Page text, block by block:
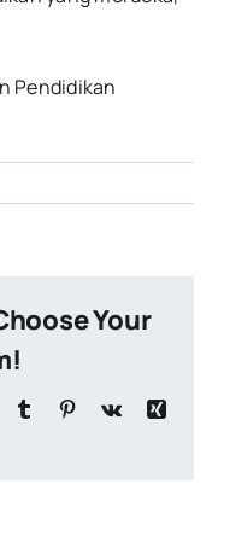
Pendidikan
Your
Tumblr Pinterest
Vk
Xing